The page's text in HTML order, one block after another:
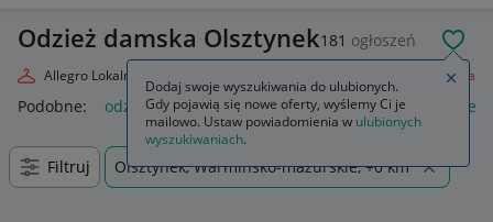
Odzież damska Olsztynek181 ogłoszeń
Allegro Lokalnie Odzież damska
Podobne: odzież damska odzież medyczna damska
Filtruj Olsztynek, Warmińsko-mazurskie, +0 km
Dodaj swoje wyszukiwania do ulubionych.
Gdy pojawią się nowe oferty, wyślemy Ci je
mailowo. Ustaw powiadomienia w ulubionych
wyszukiwaniach.